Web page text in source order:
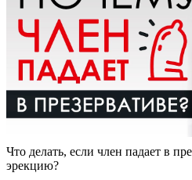
Что делать, если член падает в
эрекцию?